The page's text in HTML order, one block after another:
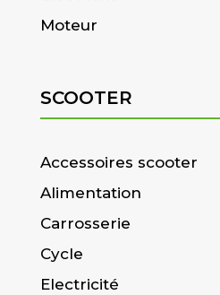
Moteur
SCOOTER
Accessoires scooter
Alimentation
Carrosserie
Cycle
Electricité